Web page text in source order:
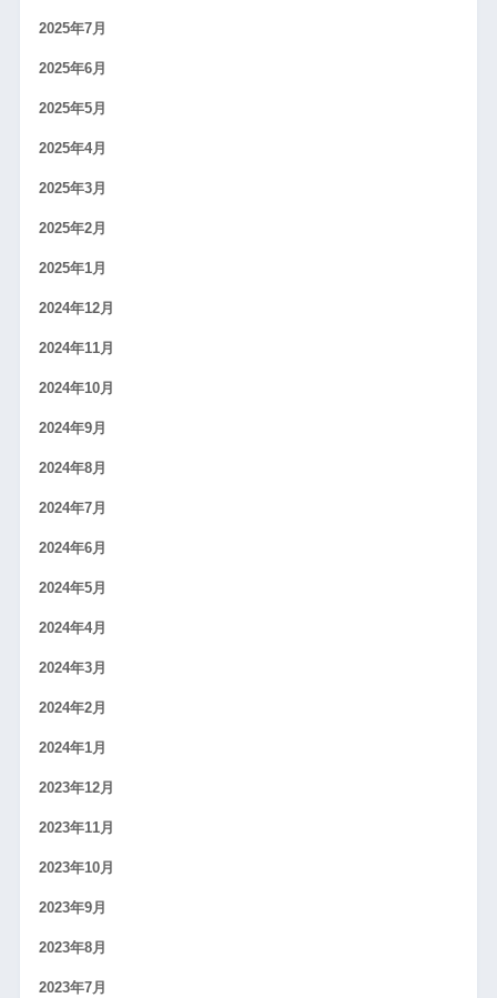
2025年7月
2025年6月
2025年5月
2025年4月
2025年3月
2025年2月
2025年1月
2024年12月
2024年11月
2024年10月
2024年9月
2024年8月
2024年7月
2024年6月
2024年5月
2024年4月
2024年3月
2024年2月
2024年1月
2023年12月
2023年11月
2023年10月
2023年9月
2023年8月
2023年7月